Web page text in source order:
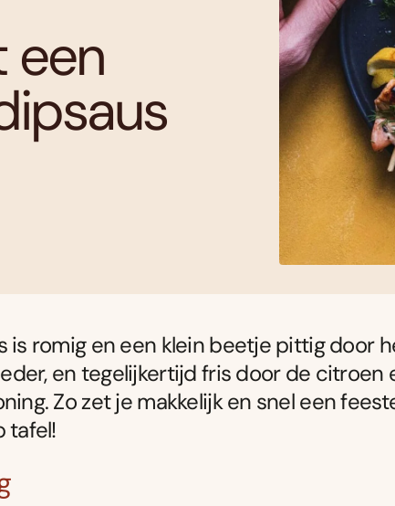
een
is romig en een klein beetje pittig door
en tegelijkertijd fris door de citroen
Zo zet je makkelijk en snel een
tafel!